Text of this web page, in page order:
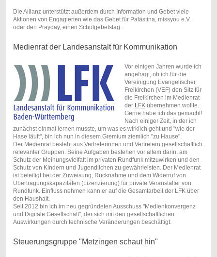
Die Allianz unterstützt außerdem durch Information und Gebet viele
Aktionen von Engagierten wie das Gebet für Palästina, missyou e.V.
oder den Prayday, einen Schulgebetstag.
Medienrat der Landesanstalt für Kommunikation
Vor einigen Jahren wurde ich
angefragt, ob ich für die
Vereinigung Evangelischer
Freikirchen (VEF) den Sitz für
die Freikirchen im Medienrat
der LFK übernehmen wollte.
Gerne habe ich das gemacht!
Nach einiger Zeit, in der ich
zunächst einmal lernen musste, um was es wirklich geht und "wie der
Hase läuft", bin ich nun in diesem Gremium ziemlich "zu Hause".
Der Medienrat besteht aus Vertreterinnen und Vertretern gesellschaftlich
relevanter Gruppen. Seine Aufgaben bestehen vor allem darin, am
Schutz der Meinungsvielfalt im privaten Rundfunk mitzuwirken und den
Schutz von Kindern und Jugendlichen zu gewährleisten. Der Medienrat
ist beteiligt bei der Zuweisung, Rücknahme und dem Widerruf von
Übertragungskapazitäten (Lizenzierung) für private Veranstalter von
Rundfunk. Einfluss nehmen kann er auf die Gesamtarbeit der LFK über
den Haushalt.
Seit 2012 bin ich im neu gegründeten Ausschuss "Medienkonvergenz
und Digitale Gesellschaft", der sich mit den gesellschaftlichen
Auswirkungen durch technische Veränderungen beschäftigt.
Steuerungsgruppe "Metzingen schaut hin"